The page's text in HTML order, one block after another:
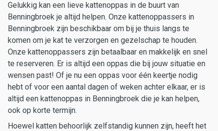
Gelukkig kan een lieve kattenoppas in de buurt van
Benningbroek je altijd helpen. Onze kattenoppassers in
Benningbroek zijn beschikbaar om bij je thuis langs te
komen om je kat te verzorgen en gezelschap te houden.
Onze kattenoppassers zijn betaalbaar en makkelijk en snel
te reserveren. Er is altijd een oppas die bij jouw situatie en
wensen past! Of je nu een oppas voor één keertje nodig
hebt of voor een aantal dagen of weken achter elkaar, er is
altijd een kattenoppas in Benningbroek die je kan helpen,
ook op korte termijn.
Hoewel katten behoorlijk zelfstandig kunnen zijn, heeft het